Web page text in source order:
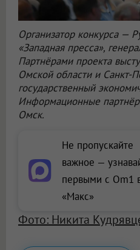
Организатор конкурса —
«Западная пресса»,
Партнёрами проекта
Омской области и Санкт-
государственный
Информационные
Омск.
Не пропускайте
важное —
первыми с Om1
«Макс»
Фото: Никита